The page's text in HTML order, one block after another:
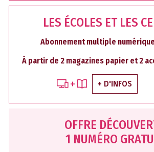
LES ÉCOLES ET LES
Abonnement multiple
À partir de 2 magazines papier et 2
+ D'INFOS
OFFRE
1 NUMÉRO